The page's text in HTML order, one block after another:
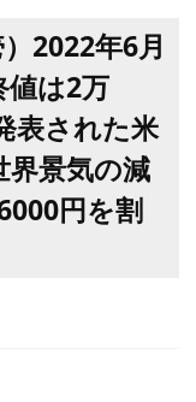
2022年6月
値は2万
表された米
景気の減
円を割